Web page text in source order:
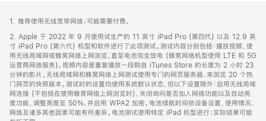
页
页
脚
注
1. 推荐使用无线宽带网络；可能需要付费。
2. Apple 于 2022 年 9 月使用试生产的 11 英寸 iPad Pro (第四代) 以及 12.9 英
寸 iPad Pro (第六代) 机型和软件进行了此项测试。测试内容分别包括：播放视频、使
用无线局域网或蜂窝网络上网浏览，直至电池完全放电 (蜂窝网络机型使用 LTE 和 5G
运营商网络服务)。视频内容是重复播放一段购自 iTunes Store 的长度为 2 小时 23
分钟的影片。无线局域网和蜂窝网络上网测试使用专门的网页服务器，来浏览 20 个热
门网页的快照版本。测试时的设置均使用系统默认状态，但以下设置除外：启用无线局域
网连接 (不包括在使用蜂窝网络上网浏览时)、关闭询问是否加入网络功能以及自动亮
度功能、调整亮度至 50%，并启用 WPA2 加密。电池续航时间依设备设置、使用情况、
网络及诸多其他因素可能有所差异。电池测试使用特定 iPad 机型进行；实际结果可能